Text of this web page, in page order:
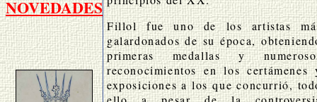
NOVEDADES-
-
-
-
-
-
-
-
Fillol fue uno de los artistas
galardonados de su época,
primeras medallas y
reconocimientos en los certámenes
exposiciones a los que concurrió,